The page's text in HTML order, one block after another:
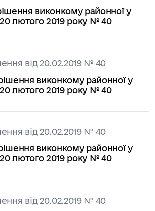
виконкому районної у
20 лютого 2019 року № 40
від 20.02.2019 № 40
виконкому районної у
20 лютого 2019 року № 40
від 20.02.2019 № 40
виконкому районної у
20 лютого 2019 року № 40
від 20.02.2019 № 40